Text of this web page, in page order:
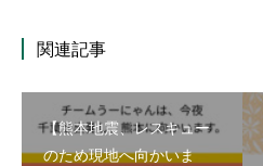
関連記事
【熊本地震、レスキュー
のため現地へ向かいま